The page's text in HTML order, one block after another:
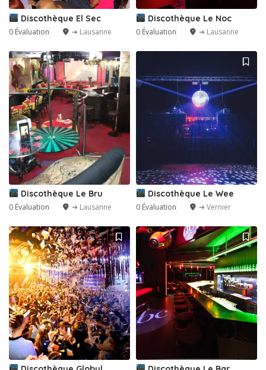
Discothèque El Sec
0 Évaluation ➔ Lausanne
Discothèque Le Noc
0 Évaluation ➔ Lausanne
Discothèque Le Bru
0 Évaluation ➔ Lausanne
Discothèque Le Wee
0 Évaluation ➔ Vernier